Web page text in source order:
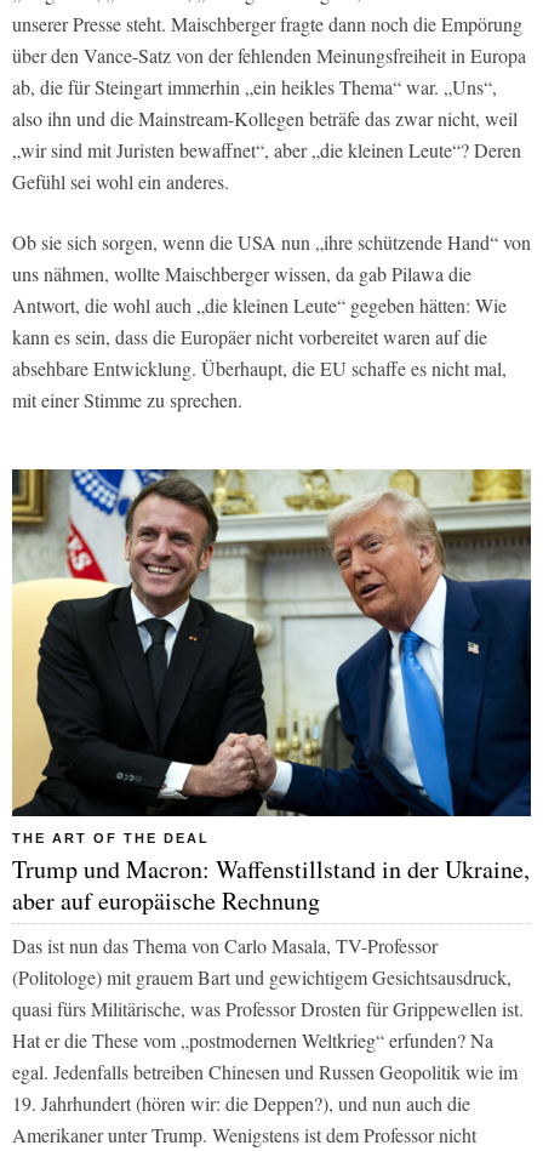
unserer Presse steht. Maischberger fragte dann noch die Empörung
über den Vance-Satz von der fehlenden Meinungsfreiheit in Europa
ab, die für Steingart immerhin „ein heikles Thema“ war. „Uns“,
also ihn und die Mainstream-Kollegen beträfe das zwar nicht, weil
„wir sind mit Juristen bewaffnet“, aber „die kleinen Leute“? Deren
Gefühl sei wohl ein anderes.
Ob sie sich sorgen, wenn die USA nun „ihre schützende Hand“ von
uns nähmen, wollte Maischberger wissen, da gab Pilawa die
Antwort, die wohl auch „die kleinen Leute“ gegeben hätten: Wie
kann es sein, dass die Europäer nicht vorbereitet waren auf die
absehbare Entwicklung. Überhaupt, die EU schaffe es nicht mal,
mit einer Stimme zu sprechen.
THE ART OF THE DEAL
Trump und Macron: Waffenstillstand in der Ukraine,
aber auf europäische Rechnung
Das ist nun das Thema von Carlo Masala, TV-Professor
(Politologe) mit grauem Bart und gewichtigem Gesichtsausdruck,
quasi fürs Militärische, was Professor Drosten für Grippewellen ist.
Hat er die These vom „postmodernen Weltkrieg“ erfunden? Na
egal. Jedenfalls betreiben Chinesen und Russen Geopolitik wie im
19. Jahrhundert (hören wir: die Deppen?), und nun auch die
Amerikaner unter Trump. Wenigstens ist dem Professor nicht